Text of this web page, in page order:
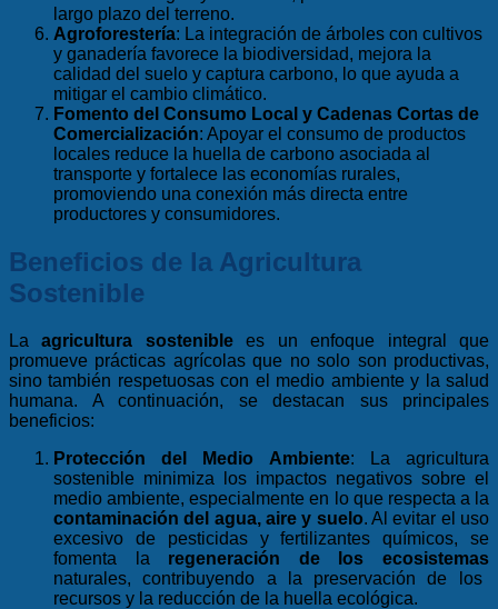
largo plazo del terreno.
Agroforestería: La integración de árboles con cultivos
y ganadería favorece la biodiversidad, mejora la
calidad del suelo y captura carbono, lo que ayuda a
mitigar el cambio climático.
Fomento del Consumo Local y Cadenas Cortas de
Comercialización: Apoyar el consumo de productos
locales reduce la huella de carbono asociada al
transporte y fortalece las economías rurales,
promoviendo una conexión más directa entre
productores y consumidores.
Beneficios de la Agricultura
Sostenible
Laagricultura sosteniblees un enfoque integral que
promueve prácticas agrícolas que no solo son productivas,
sino también respetuosas con el medio ambiente y la salud
humana. A continuación, se destacan sus principales
beneficios:
Protección del Medio Ambiente:
La agricultura
sostenible minimiza los impactos negativos sobre el
medio ambiente, especialmente en lo que respecta a la
contaminación del agua, aire y suelo. Al evitar el uso
excesivo de pesticidas y fertilizantes químicos, se
fomenta la regeneración de los ecosistemas
naturales, contribuyendo a la preservación de los
recursos y la reducción de la huella ecológica.